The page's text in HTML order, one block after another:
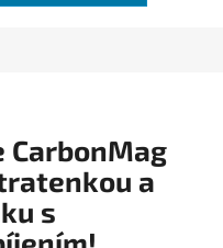
CarbonMag
a
s